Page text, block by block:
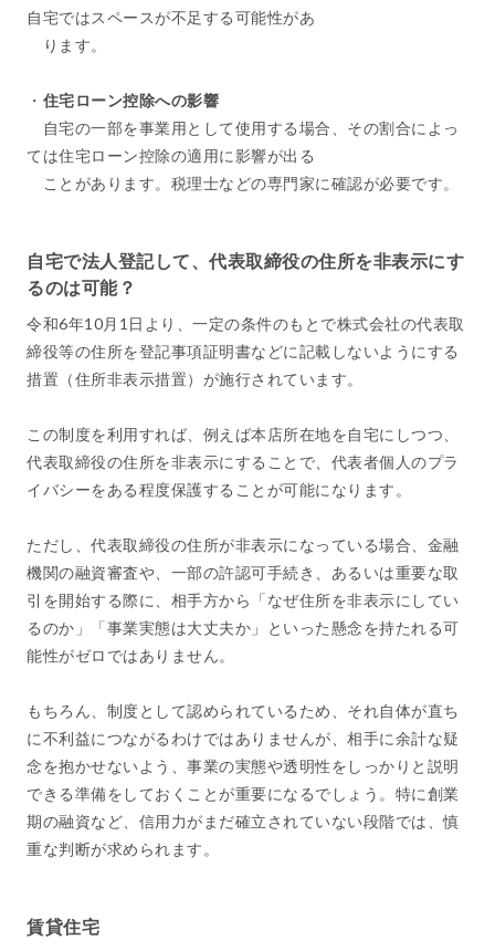
自宅ではスペースが不足する可能性があ
ります。
・ 住宅ローン控除への影響
自宅の一部を事業用として使用する場合、その割合によっ
ては住宅ローン控除の適用に影響が出る
ことがあります。税理士などの専門家に確認が必要です。
自宅で法人登記して、代表取締役の住所を非表示にす
るのは可能？
令和6年10月1日より、一定の条件のもとで株式会社の代表取
締役等の住所を登記事項証明書などに記載しないようにする
措置（住所非表示措置）が施行されています。
この制度を利用すれば、例えば本店所在地を自宅にしつつ、
代表取締役の住所を非表示にすることで、代表者個人のプラ
イバシーをある程度保護することが可能になります。
ただし、代表取締役の住所が非表示になっている場合、金融
機関の融資審査や、一部の許認可手続き、あるいは重要な取
引を開始する際に、相手方から「なぜ住所を非表示にしてい
るのか」「事業実態は大丈夫か」といった懸念を持たれる可
能性がゼロではありません。
もちろん、制度として認められているため、それ自体が直ち
に不利益につながるわけではありませんが、相手に余計な疑
念を抱かせないよう、事業の実態や透明性をしっかりと説明
できる準備をしておくことが重要になるでしょう。特に創業
期の融資など、信用力がまだ確立されていない段階では、慎
重な判断が求められます。
賃貸住宅